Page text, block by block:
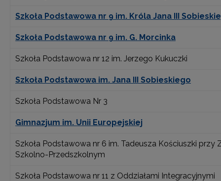
Szkoła Podstawowa nr 9 im. Króla Jana III
Szkoła Podstawowa nr 9 im. G. Morcinka
Szkoła Podstawowa nr 12 im. Jerzego Kukuczki
Szkoła Podstawowa im. Jana III Sobieskiego
Szkoła Podstawowa Nr 3
Gimnazjum im. Unii Europejskiej
Szkoła Podstawowa nr 6 im. Tadeusza Kościuszki przy
Szkolno-Przedszkolnym
Szkoła Podstawowa nr 11 z Oddziałami Integracyjnymi